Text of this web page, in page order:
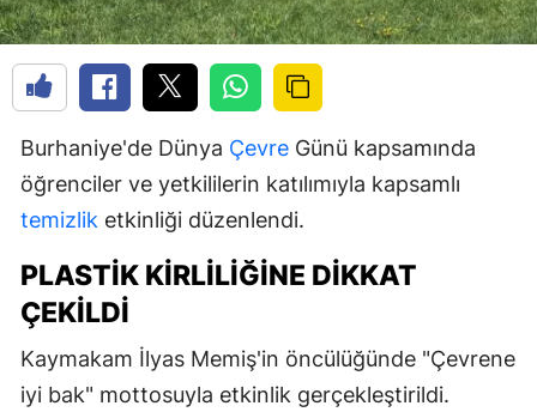
Burhaniye'de Dünya Çevre Günü kapsamında
öğrenciler ve yetkililerin katılımıyla kapsamlı
temizlik etkinliği düzenlendi.
PLASTIK KIRLILIĞINE DIKKAT
ÇEKILDI
Kaymakam İlyas Memiş'in öncülüğünde "Çevrene
iyi bak" mottosuyla etkinlik gerçekleştirildi.